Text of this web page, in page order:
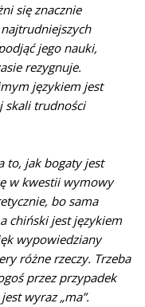
się znacznie
jego nauki,
rezygnuje.
językiem jest
skali trudności
to, jak bogaty jest
w kwestii wymowy
bo sama
chiński jest językiem
wypowiedziany
różne rzeczy. Trzeba
przez przypadek
wyraz „ma”.